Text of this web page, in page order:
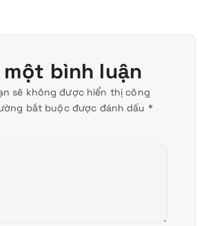
bình luận
sẽ không được hiển thị công
bắt buộc được đánh dấu *